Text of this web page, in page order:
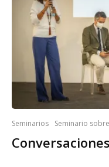
Seminarios Seminario